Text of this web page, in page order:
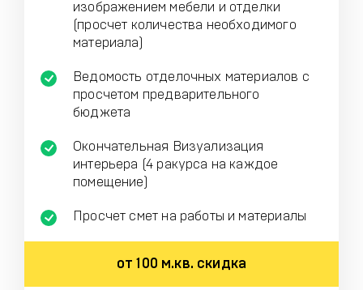
изображением мебели и отделки
(просчет количества необходимого
материала)
Ведомость отделочных материалов с
просчетом предварительного
бюджета
Окончательная Визуализация
интерьера (4 ракурса на каждое
помещение)
Просчет смет на работы и материалы
от 100 м.кв. скидка